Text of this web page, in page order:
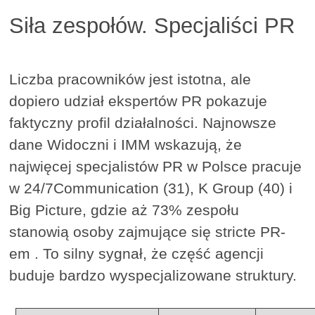
Siła zespołów. Specjaliści PR
Liczba pracowników jest istotna, ale
dopiero udział ekspertów PR pokazuje
faktyczny profil działalności. Najnowsze
dane Widoczni i IMM wskazują, że
najwięcej specjalistów PR w Polsce pracuje
w 24/7Communication (31), K Group (40) i
Big Picture, gdzie aż 73% zespołu
stanowią osoby zajmujące się stricte PR-
em . To silny sygnał, że część agencji
buduje bardzo wyspecjalizowane struktury.